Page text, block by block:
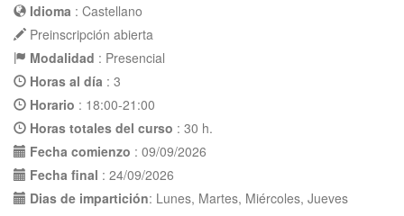
Idioma : Castellano
Preinscripción abierta
Modalidad : Presencial
Horas al día : 3
Horario : 18:00-21:00
Horas totales del curso : 30 h.
Fecha comienzo : 09/09/2026
Fecha final : 24/09/2026
Dias de impartición: Lunes, Martes, Miércoles, Jueves